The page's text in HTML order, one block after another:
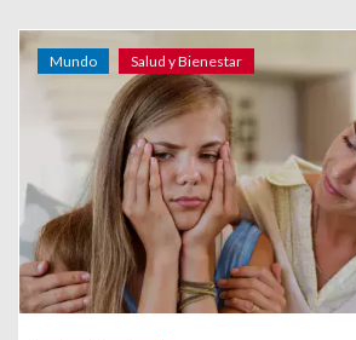
Mundo Salud y Bienestar